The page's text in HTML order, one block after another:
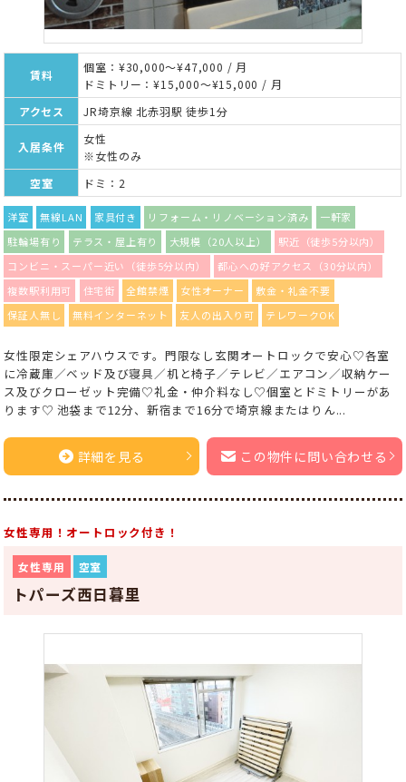
賃料
個室：¥30,000～¥47,000 / 月
ドミトリー：¥15,000～¥15,000 / 月
アクセス
JR埼京線 北赤羽駅 徒歩1分
入居条件
女性
※女性のみ
空室
ドミ：2
洋室 無線LAN 家具付き リフォーム・リノベーション済み
一軒家
駐輪場有り
テラス・屋上有り 大規模（20人以上）
駅近（徒歩5分以内）
コンビニ・スーパー近い（徒歩5分以内）
都心への好アクセス（30分以内）
複数駅利用可
住宅街 全館禁煙 女性オーナー
敷金・礼金不要
保証人無し
無料インターネット 友人の出入り可 テレワークOK
女性限定シェアハウスです。門限なし玄関オートロックで安心♡各室
に冷蔵庫／ベッド及び寝具／机と椅子／テレビ／エアコン／収納ケー
ス及びクローゼット完備♡礼金・仲介料なし♡個室とドミトリーがあ
ります♡ 池袋まで12分、新宿まで16分で埼京線またはりん...
詳細を見る この物件に問い合わせる
女性専用！オートロック付き！
女性専用 空室
トパーズ西日暮里